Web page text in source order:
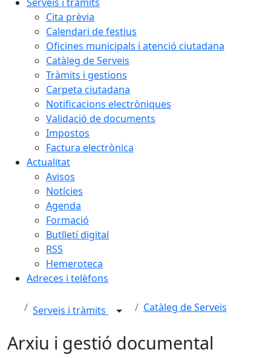
Cita prèvia
Calendari de festius
Oficines municipals i atenció ciutadana
Catàleg de Serveis
Tràmits i gestions
Carpeta ciutadana
Notificacions electròniques
Validació de documents
Impostos
Factura electrònica
Actualitat
Avisos
Notícies
Agenda
Formació
Butlletí digital
RSS
Hemeroteca
Adreces i telèfons
Serveis i tràmits Catàleg de Serveis
Arxiu i gestió documental